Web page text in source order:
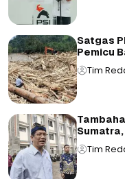
Satgas
Pemicu
Tim
Tim